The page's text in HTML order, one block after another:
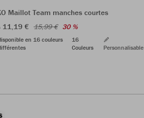
Maillot Team manches courtes
11,19 € 15,99 € 30 %
en 16 couleurs
16
Couleurs
Personnalisable